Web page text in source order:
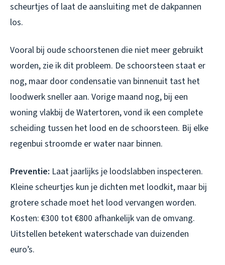
scheurtjes of laat de aansluiting met de dakpannen
los.
Vooral bij oude schoorstenen die niet meer gebruikt
worden, zie ik dit probleem. De schoorsteen staat er
nog, maar door condensatie van binnenuit tast het
loodwerk sneller aan. Vorige maand nog, bij een
woning vlakbij de Watertoren, vond ik een complete
scheiding tussen het lood en de schoorsteen. Bij elke
regenbui stroomde er water naar binnen.
Preventie: Laat jaarlijks je loodslabben inspecteren.
Kleine scheurtjes kun je dichten met loodkit, maar bij
grotere schade moet het lood vervangen worden.
Kosten: €300 tot €800 afhankelijk van de omvang.
Uitstellen betekent waterschade van duizenden
euro’s.